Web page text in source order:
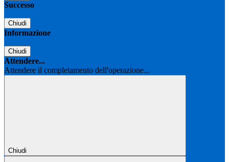
Successo
Chiudi
Informazione
Chiudi
Attendere...
Attendere il completamento dell'operazione...
Chiudi